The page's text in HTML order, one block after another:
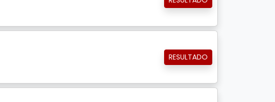
RESULTADO